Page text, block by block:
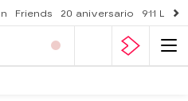
Friends 20 aniversario 911